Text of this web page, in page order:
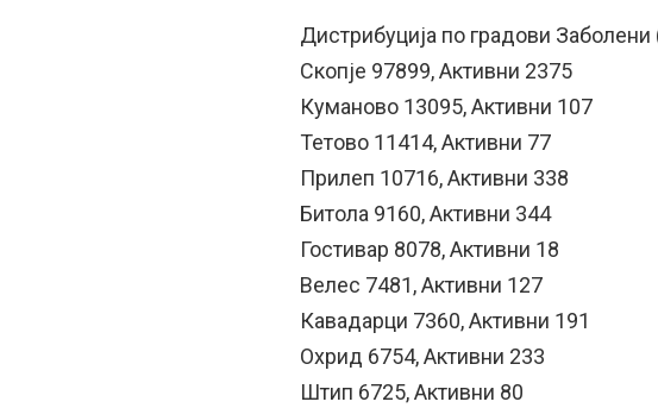
Дистрибуција по градови
Скопје 97899, Активни 2375
Куманово 13095, Активни 107
Тетово 11414, Активни 77
Прилеп 10716, Активни 338
Битола 9160, Активни 344
Гостивар 8078, Активни 18
Велес 7481, Активни 127
Кавадарци 7360, Активни 191
Охрид 6754, Активни 233
Штип 6725, Активни 80